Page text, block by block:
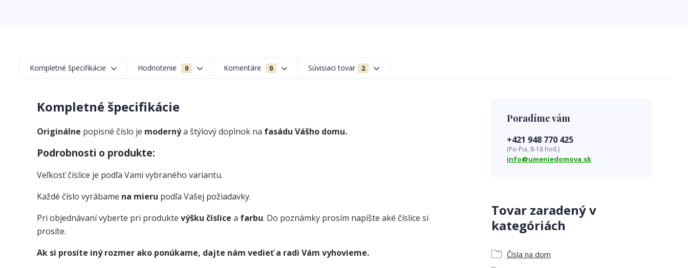
Kompletné špecifikácie Hodnotenie 0 Komentáre 0 Súvisiaci tovar 2
Kompletné špecifikácie
Originálne popisné číslo je modernýa štýlový doplnok na fasádu Vášho domu.
Podrobnosti o produkte:
Veľkosť číslice je podľa Vami vybraného variantu.
Každé číslo vyrábame na mieru podľa Vašej požiadavky.
Pri objednávaní vyberte pri produkte výšku číslice a farbu. Do poznámky prosím napíšte aké číslice si
prosíte.
Ak si prosíte iný rozmer ako ponúkame, dajte nám vedieť a radi Vám vyhovieme.
Tovar zaradený v
kategóriách
Čísla na dom
Poradíme vám
+421 948 770 425
(Po-Pia, 8-18 hod.)
info@umeniedomova.sk